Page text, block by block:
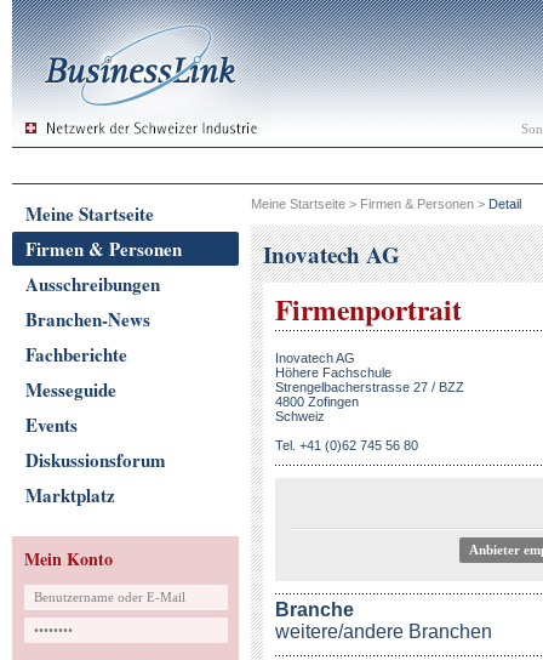
Meine Startseite
Firmen & Personen
Ausschreibungen
Branchen-News
Fachberichte
Messeguide
Events
Diskussionsforum
Marktplatz
Mein Konto
Meine Startseite > Firmen & Personen > Detail
Inovatech AG
Firmenportrait
Inovatech AG
Höhere Fachschule
Strengelbacherstrasse 27 / BZZ
4800 Zofingen
Schweiz
Tel. +41 (0)62 745 56 80
Anbieter
Branche
weitere/andere Branchen